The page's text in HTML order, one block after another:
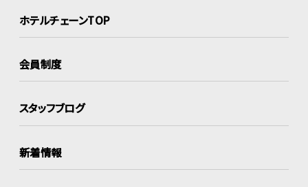
ホテルチェーンTOP
会員制度
スタッフブログ
新着情報